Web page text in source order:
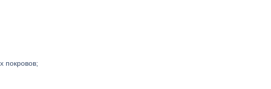
покровов;